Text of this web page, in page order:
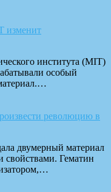
изменит
института (MIT)
особый
революцию в
двумерный материал
свойствами. Гематин